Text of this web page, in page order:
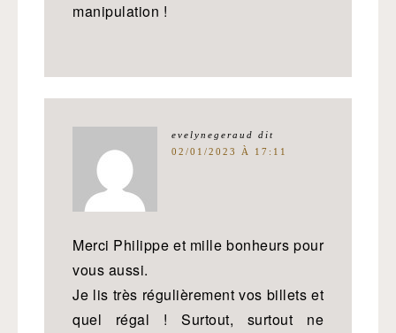
manipulation !
evelynegeraud dit
02/01/2023 À 17:11
Merci Philippe et mille bonheurs pour
vous aussi.
Je lis très régulièrement vos billets et
quel régal ! Surtout, surtout ne